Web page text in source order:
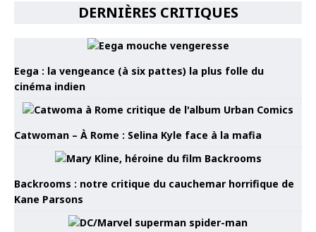
DERNIÈRES CRITIQUES
Eega : la vengeance (à six pattes) la plus folle du
cinéma indien
Catwoman – À Rome : Selina Kyle face à la mafia
Backrooms : notre critique du cauchemar horrifique de
Kane Parsons